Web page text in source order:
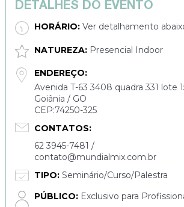
DETALHES DO EVENTO
HORÁRIO:Ver detalhamento
NATUREZA:Presencial Indoor
ENDEREÇO:
Avenida T-63 3408 quadra 331 lote
Goiânia / GO
CEP:74250-325
CONTATOS:
62 3945-7481 /
contato@mundialmix.com.br
TIPO:Seminário/Curso/Palestra
PÚBLICO:Exclusivo para